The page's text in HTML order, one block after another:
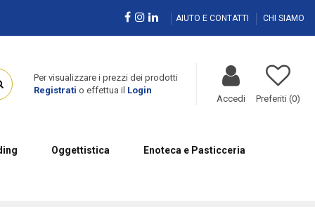
AIUTO E CONTATTI CHI SIAMO
Per visualizzare i prezzi dei prodotti
Registrati o effettua il Login
Accedi Preferiti (0)
Oggettistica Enoteca e Pasticceria